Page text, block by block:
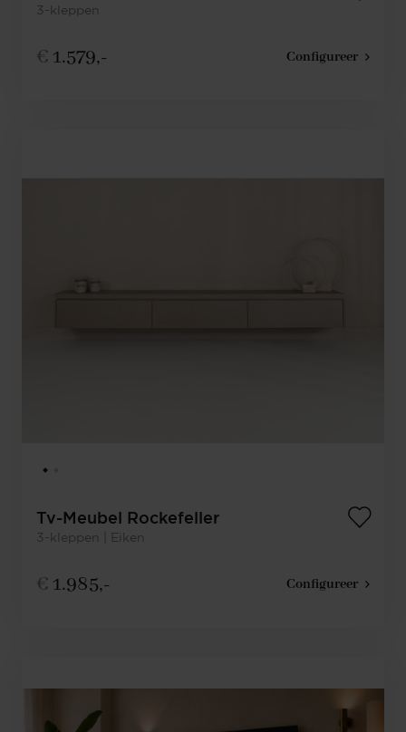
3-kleppen
€ 1.579,- Configureer
Tv-Meubel Rockefeller
3-kleppen | Eiken
€ 1.985,- Configureer